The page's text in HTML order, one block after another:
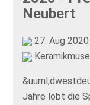
Neubert
27. Aug 2020
Jahre lobt die